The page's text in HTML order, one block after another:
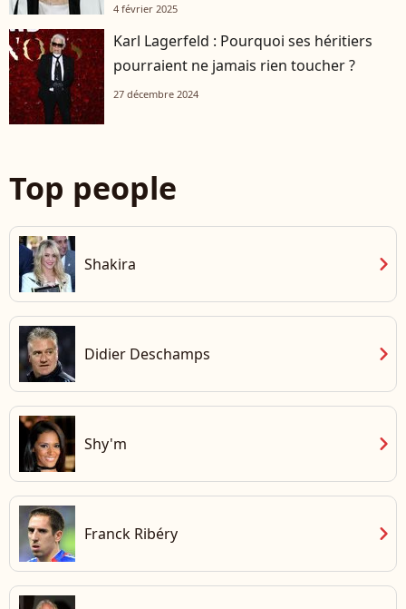
4 février 2025
Karl Lagerfeld : Pourquoi ses héritiers
pourraient ne jamais rien toucher ?
27 décembre 2024
Top people
Shakira chevron_right
Didier Deschamps chevron_right
Shy'm chevron_right
Franck Ribéry chevron_right